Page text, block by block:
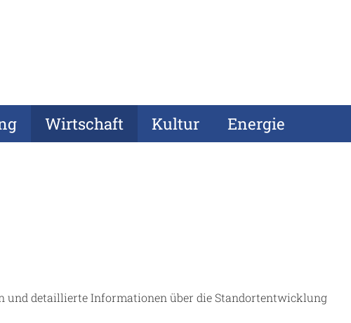
Wirtschaft Kultur Energie
und detaillierte Informationen über die Standortentwicklung